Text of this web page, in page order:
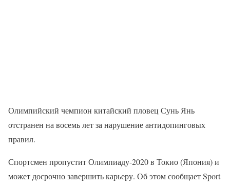
Олимпийский чемпион китайский пловец Сунь Янь
отстранен на восемь лет за нарушение антидопинговых
правил.
Спортсмен пропустит Олимпиаду-2020 в Токио (Япония) и
может досрочно завершить карьеру. Об этом сообщает Sport